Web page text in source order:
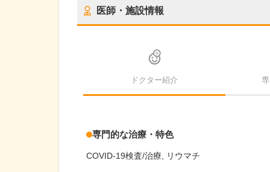
医師・施設情報
ドクター紹介
専門的な治療・特色
COVID-19検査/治療 リウマチ